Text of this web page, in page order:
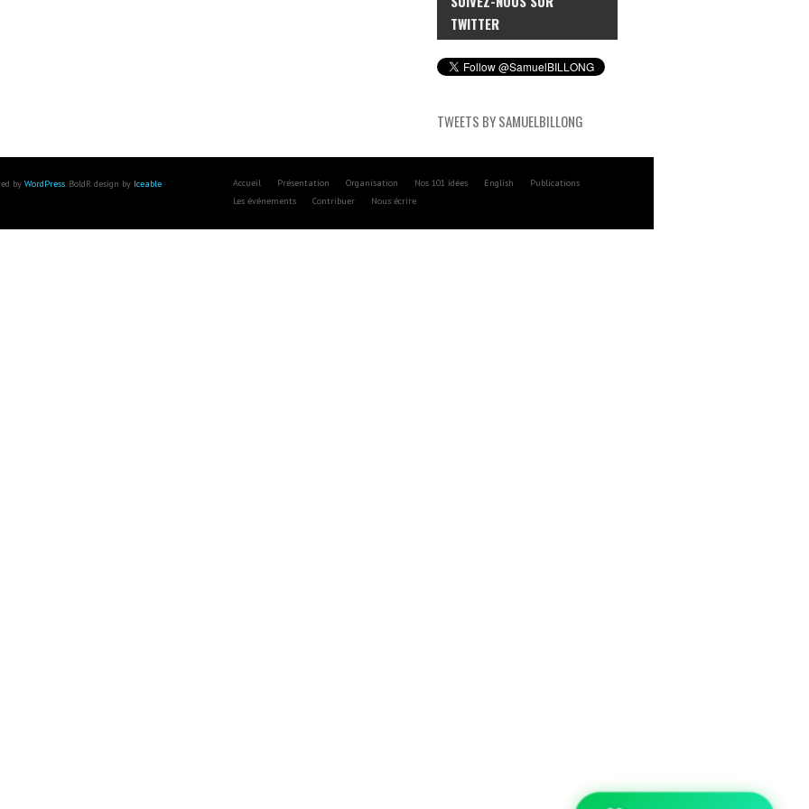
TWITTER
TWEETS BY SAMUELBILLONG
by WordPress. BoldR design by Iceable
Accueil Présentation Organisation Nos 101 idées English
Publications
Les événements
Contribuer Nous écrire